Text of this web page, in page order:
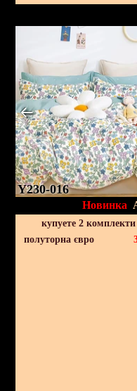
Y230-016
Новинка
купуете 2
полуторна євро